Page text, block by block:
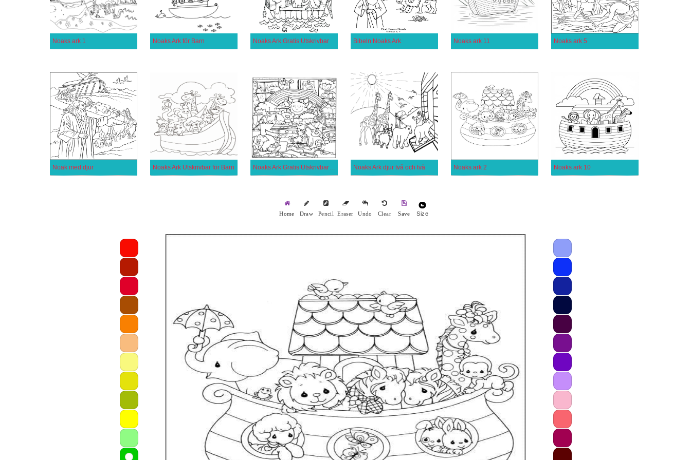
Noaks ark 1 Noaks Ark för Barn Noaks Ark Gratis Utskrivbar Bibeln Noaks Ark Noaks ark 11 Noaks ark 5
Noak med djur Noaks Ark Utskrivbar för Barn Noaks Ark Gratis Utskrivbar för Barn Noaks Ark djur två och två Noaks ark 2 Noaks ark 10
Home Draw Pencil Eraser Undo Clear Save Size